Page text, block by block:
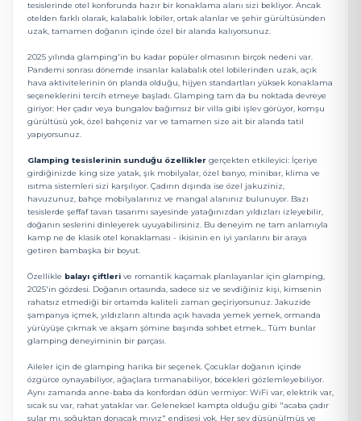
tesislerinde otel konforunda hazır bir konaklama alanı sizi bekliyor. Ancak
otelden farklı olarak, kalabalık lobiler, ortak alanlar ve şehir gürültüsünden
uzak, tamamen doğanın içinde özel bir alanda kalıyorsunuz.
2025 yılında glamping'in bu kadar popüler olmasının birçok nedeni var.
Pandemi sonrası dönemde insanlar kalabalık otel lobilerinden uzak, açık
hava aktivitelerinin ön planda olduğu, hijyen standartları yüksek konaklama
seçeneklerini tercih etmeye başladı. Glamping tam da bu noktada devreye
giriyor: Her çadır veya bungalov bağımsız bir villa gibi işlev görüyor, komşu
gürültüsü yok, özel bahçeniz var ve tamamen size ait bir alanda tatil
yapıyorsunuz.
Glamping tesislerinin sunduğu özellikler gerçekten etkileyici: İçeriye
girdiğinizde king size yatak, şık mobilyalar, özel banyo, minibar, klima ve
ısıtma sistemleri sizi karşılıyor. Çadırın dışında ise özel jakuziniz,
havuzunuz, bahçe mobilyalarınız ve mangal alanınız bulunuyor. Bazı
tesislerde şeffaf tavan tasarımı sayesinde yatağınızdan yıldızları izleyebilir,
doğanın seslerini dinleyerek uyuyabilirsiniz. Bu deneyim ne tam anlamıyla
kamp ne de klasik otel konaklaması - ikisinin en iyi yanlarını bir araya
getiren bambaşka bir boyut.
Özellikle balayı çiftleri ve romantik kaçamak planlayanlar için glamping,
2025'in gözdesi. Doğanın ortasında, sadece siz ve sevdiğiniz kişi, kimsenin
rahatsız etmediği bir ortamda kaliteli zaman geçiriyorsunuz. Jakuzide
şampanya içmek, yıldızların altında açık havada yemek yemek, ormanda
yürüyüşe çıkmak ve akşam şömine başında sohbet etmek... Tüm bunlar
glamping deneyiminin bir parçası.
Aileler için de glamping harika bir seçenek. Çocuklar doğanın içinde
özgürce oynayabiliyor, ağaçlara tırmanabiliyor, böcekleri gözlemleyebiliyor.
Aynı zamanda anne-baba da konfordan ödün vermiyor: WiFi var, elektrik var,
sıcak su var, rahat yataklar var. Geleneksel kampta olduğu gibi "acaba çadır
sular mı, soğuktan donacak mıyız" endişesi yok. Her şey düşünülmüş ve